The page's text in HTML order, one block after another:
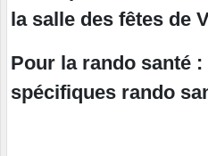
la salle des fêtes de
Pour la rando santé
spécifiques rando